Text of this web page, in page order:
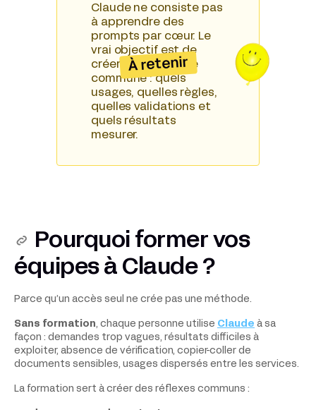
Claude ne consiste pas
à apprendre des
prompts par cœur. Le
vrai objectif est de
créer une méthode
commune : quels
usages, quelles règles,
quelles validations et
quels résultats
mesurer.
À retenir
Pourquoi former vos
équipes à Claude ?
Parce qu’un accès seul ne crée pas une méthode.
Sans formation, chaque personne utilise Claude à sa
façon : demandes trop vagues, résultats difficiles à
exploiter, absence de vérification, copier-coller de
documents sensibles, usages dispersés entre les services.
La formation sert à créer des réflexes communs :